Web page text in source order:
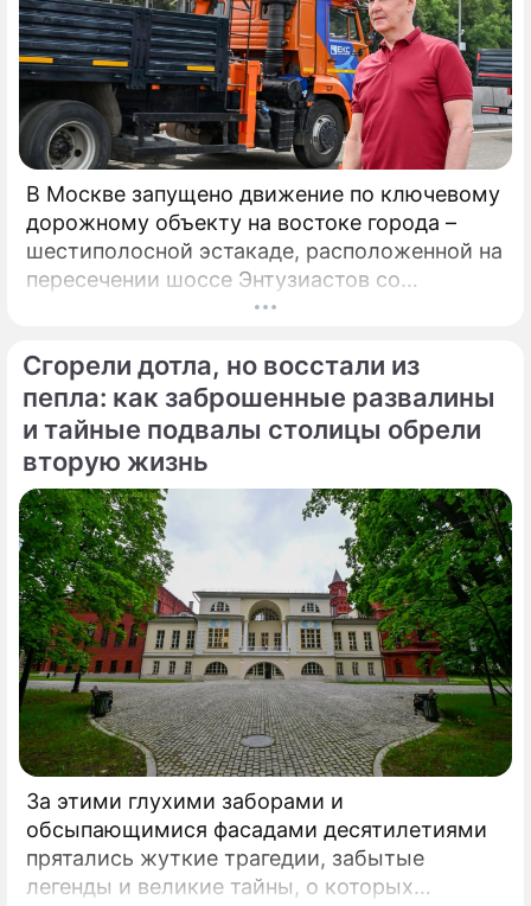
Ухажер обещал Борисовой деньги за
встречу наедине
Дана Борисова взвыла от выходок
дочери
В Москве запущено движение по ключевому
дорожному объекту на востоке города –
шестиполосной эстакаде, расположенной на
пересечении шоссе Энтузиастов со
Свободным проспектом и Большим
открытия принял участие мэр Москвы
Сергей Собянин, который подчеркнул
стратегическую важность новой развязки
для разгрузки одного из самых проблемных
участков магистрали.
Сгорели дотла, но восстали из
пепла: как заброшенные развалины
и тайные подвалы столицы обрели
вторую жизнь
За этими глухими заборами и
обсыпающимися фасадами десятилетиями
прятались жуткие трагедии, забытые
легенды и великие тайны, о которых